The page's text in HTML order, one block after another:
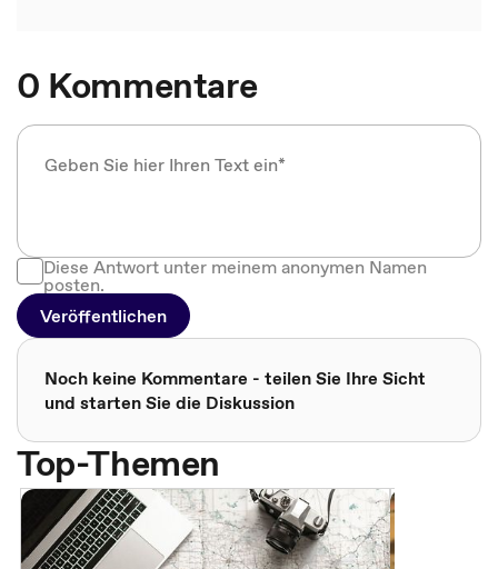
0 Kommentare
Diese Antwort unter meinem anonymen Namen
posten.
Veröffentlichen
Noch keine Kommentare - teilen Sie Ihre Sicht
und starten Sie die Diskussion
Top-Themen